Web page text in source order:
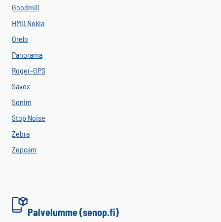
Goodmill
HMD Nokia
Orelo
Panorama
Roger-GPS
Savox
Sonim
Stop Noise
Zebra
Zepcam
Palvelumme (senop.fi)